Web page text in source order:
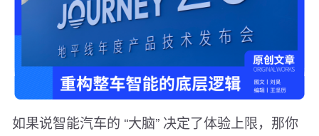
如果说智能汽车的 “大脑” 决定了体验上限，那你